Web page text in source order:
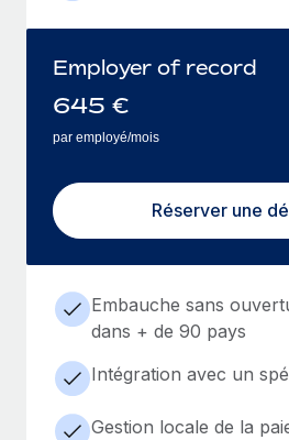
Employer of record
645 €
par employé/mois
Réserver une
Embauche sans
dans + de 90 pays
Intégration avec un
Gestion locale de la